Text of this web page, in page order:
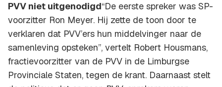
PVV niet uitgenodigd“De eerste spreker was SP-
voorzitter Ron Meyer. Hij zette de toon door te
verklaren dat PVV’ers hun middelvinger naar de
samenleving opsteken”, vertelt Robert Housmans,
fractievoorzitter van de PVV in de Limburgse
Provinciale Staten, tegen de krant. Daarnaast stelt